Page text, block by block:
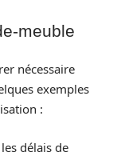
meuble
nécessaire
exemples
:
délais de